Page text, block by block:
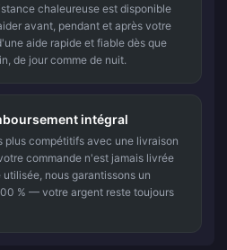
chaleureuse est disponible
avant, pendant et après votre
aide rapide et fiable dès que
de jour comme de nuit.
intégral
plus compétitifs avec une livraison
commande n'est jamais livrée
nous garantissons un
% — votre argent reste toujours